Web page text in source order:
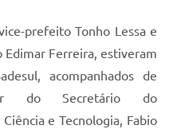
prefeito Tonho Lessa e
Ferreira, estiveram
acompanhados de
do Secretário do
e Tecnologia, Fabio